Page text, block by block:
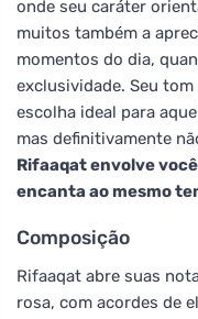
onde seu caráter
muitos também a
momentos do dia,
exclusividade. Seu
escolha ideal para
mas definitivamente
Rifaaqat envolve
encanta ao mesmo
Composição
Rifaaqat abre suas
rosa, com acordes de